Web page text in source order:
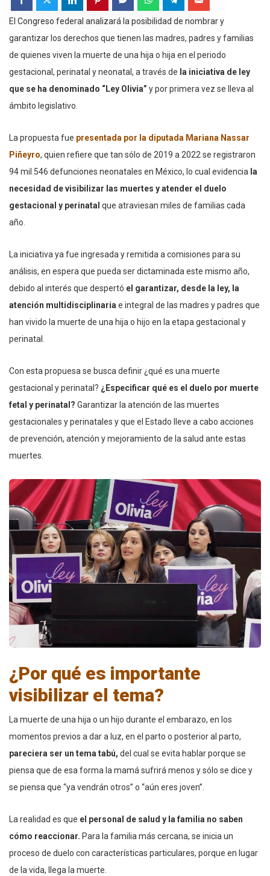
El Congreso federal analizará la posibilidad de nombrar y
garantizar los derechos que tienen las madres, padres y familias
de quienes viven la muerte de una hija o hija en el periodo
gestacional, perinatal y neonatal, a través de la iniciativa de ley
que se ha denominado “Ley Olivia” y por primera vez se lleva al
ámbito legislativo.
La propuesta fue presentada por la diputada Mariana Nassar
Piñeyro, quien refiere que tan sólo de 2019 a 2022 se registraron
94 mil 546 defunciones neonatales en México, lo cual evidencia la
necesidad de visibilizar las muertes y atender el duelo
gestacional y perinatal que atraviesan miles de familias cada
año.
La iniciativa ya fue ingresada y remitida a comisiones para su
análisis, en espera que pueda ser dictaminada este mismo año,
debido al interés que despertó el garantizar, desde la ley, la
atención multidisciplinariae integral de las madres y padres que
han vivido la muerte de una hija o hijo en la etapa gestacional y
perinatal.
Con esta propuesa se busca definir ¿qué es una muerte
gestacional y perinatal? ¿Especificar qué es el duelo por muerte
fetal y perinatal? Garantizar la atención de las muertes
gestacionales y perinatales y que el Estado lleve a cabo acciones
de prevención, atención y mejoramiento de la salud ante estas
muertes.
¿Por qué es importante
visibilizar el tema?
La muerte de una hija o un hijo durante el embarazo, en los
momentos previos a dar a luz, en el parto o posterior al parto,
pareciera ser un tema tabú, del cual se evita hablar porque se
piensa que de esa forma la mamá sufrirá menos y sólo se dice y
se piensa que “ya vendrán otros” o “aún eres joven”.
La realidad es que el personal de salud y la familia no saben
cómo reaccionar. Para la familia más cercana, se inicia un
proceso de duelo con características particulares, porque en lugar
de la vida, llega la muerte.